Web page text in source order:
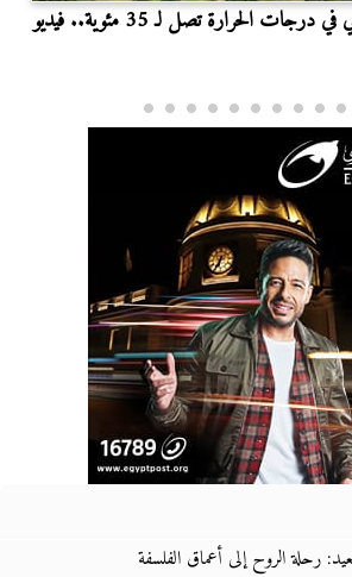
الحرارة تصل لـ 35 مئوية.. فيديو
رحلة الروح إلى أعماق الفلسفة